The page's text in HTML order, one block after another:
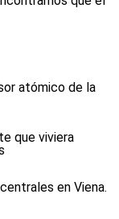
atómico de la
que viviera
en Viena.